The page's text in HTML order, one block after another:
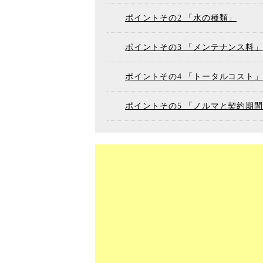
ポイントその2 「水の種類」
ポイントその3 「メンテナンス料」
ポイントその4 「トータルコスト」
ポイントその5 「ノルマと契約期